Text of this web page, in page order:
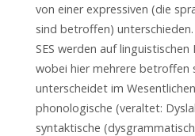
von einer expressiven (die
sind betroffen)
SES werden auf linguistischen
wobei hier mehrere betroffen
unterscheidet im
phonologische (veraltet:
syntaktische